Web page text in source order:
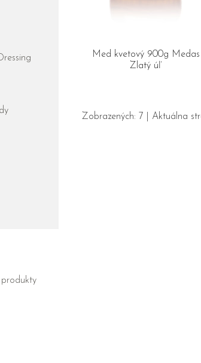
produkty
Med kvetový 900g Medas
Zlatý úľ
Zobrazených: 7 | Aktuálna